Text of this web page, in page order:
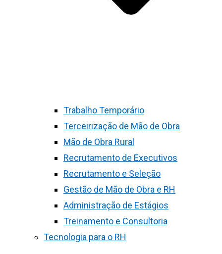
Trabalho Temporário
Terceirização de Mão de Obra
Mão de Obra Rural
Recrutamento de Executivos
Recrutamento e Seleção
Gestão de Mão de Obra e RH
Administração de Estágios
Treinamento e Consultoria
Tecnologia para o RH